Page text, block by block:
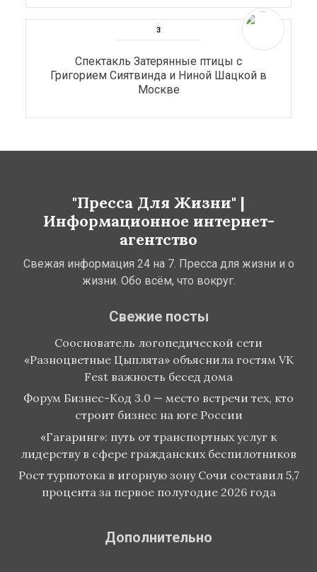
Спектакль Затерянные птицы с
Григорием Сиятвинда и Ниной Шацкой в
Москве
"Пресса Для Жизни" |
Информационное интернет-
агентство
Свежая информация 24 на 7. Пресса для жизни и о
жизни. Обо всём, что вокруг.
Свежие посты
Сооснователь логопедической сети
«Разноцветные Цыплята» объяснила гостям VK
Fest важность бесед дома
Форум Бизнес-Код 3.0 — место встречи тех, кто
строит бизнес на юге России
«Гагаринг»: путь от транспортных услуг к
лидерству в сфере гражданских беспилотников
Рост турпотока в игорную зону Сочи составил 5,7
процента за первое полугодие 2026 года
Дополнительно